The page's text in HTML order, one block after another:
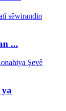
...
ya